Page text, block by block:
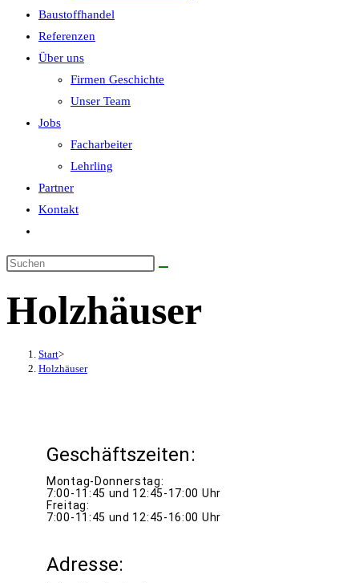
Baustoffhandel
Referenzen
Über uns
Firmen Geschichte
Unser Team
Jobs
Facharbeiter
Lehrling
Partner
Kontakt
umschalten
Diese
durchsuchen
Holzhäuser
Start>
Holzhäuser
Geschäftszeiten:
Montag-Donnerstag:
7:00-11:45 und 12:45-17:00 Uhr
Freitag:
7:00-11:45 und 12:45-16:00 Uhr
Adresse: